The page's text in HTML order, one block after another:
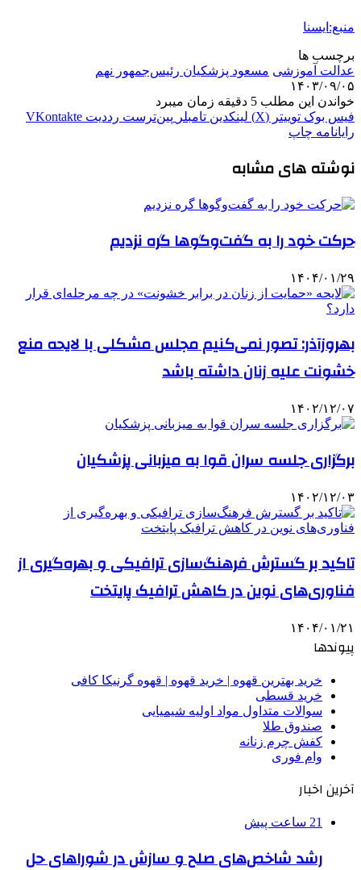
منبع:ایسنا
برچسب ها
عدالت آموزشی مسعود پزشکیان رئیس‌جمهور نهم
۱۴۰۳/۰۹/۰۵
خواندن این مطلب 5 دقیقه زمان میبرد
فیس بوک توییتر (X) لینکدین ‫تامبلر ‫پین‌ترست ‫رددیت ‫VKontakte
رایانامه چاپ
نوشته های مشابه
حرکت خود را به گفت‌وگوها گره نزدیم
۱۴۰۴/۰۱/۲۹
بهروزآذر: تصور نمی‌کنیم مجلس مشکلی با لایحه منع
خشونت علیه زنان داشته باشد
۱۴۰۲/۱۲/۰۷
برگزاری جلسه سران قوا به میزبانی پزشکیان
۱۴۰۲/۱۲/۰۳
تاکید بر گسترش فرهنگ‌سازی ترافیکی و بهره‌گیری از
فناوری‌های نوین در کاهش ترافیک پایتخت
۱۴۰۴/۰۱/۲۱
پیوندها
خرید بهترین قهوه | خرید قهوه | قهوه گرنیکا کافی
خرید قسطی
سوالات متداول مواد اولیه شیمیایی
صندوق طلا
کفش چرم زنانه
وام فوری
آخرین اخبار
21 ساعت پیش
رشد شاخص‌های صلح و سازش در شوراهای حل